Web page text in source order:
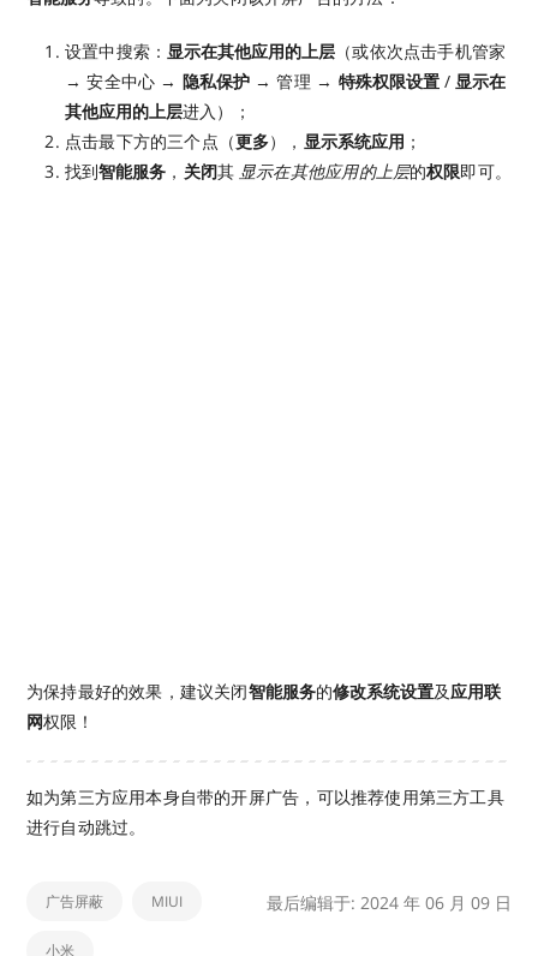
设置中搜索： 显示在其他应用的上层 （或依次点击手机管家
→ 安全中心 → 隐私保护→ 管理 → 特殊权限设置/ 显示在
其他应用的上层进入）；
点击最下方的三个点（更多）， 显示系统应用 ；
找到智能服务 ， 关闭其 显示在其他应用的上层的权限即可。
为保持最好的效果，建议关闭智能服务的修改系统设置及应用联
网权限！
如为第三方应用本身自带的开屏广告，可以推荐使用第三方工具
进行自动跳过。
广告屏蔽 MIUI
小米
最后编辑于: 2024 年 06 月 09 日